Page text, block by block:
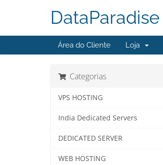
DataParadise
Área do Cliente Loja
Categorias
VPS HOSTING
India Dedicated Servers
DEDICATED SERVER
WEB HOSTING